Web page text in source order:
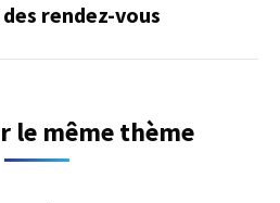
Onglet
rendez-vous
le même thème